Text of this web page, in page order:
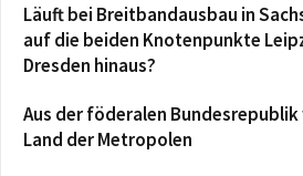
Läuft bei Breitbandausbau in
auf die beiden Knotenpunkte
Dresden hinaus?
Aus der föderalen Bundesrepublik
Land der Metropolen